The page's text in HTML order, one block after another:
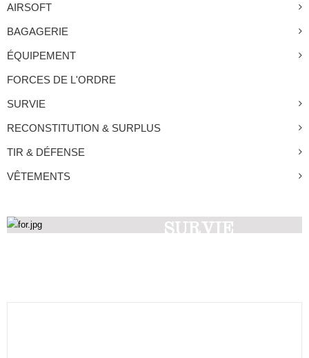
AIRSOFT
BAGAGERIE
ÉQUIPEMENT
FORCES DE L'ORDRE
SURVIE
RECONSTITUTION & SURPLUS
TIR & DÉFENSE
VÊTEMENTS
SURVIE